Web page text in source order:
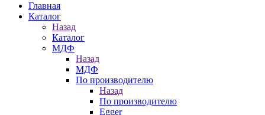
Главная
Каталог
Назад
Каталог
МДФ
Назад
МДФ
По производителю
Назад
По производителю
Egger